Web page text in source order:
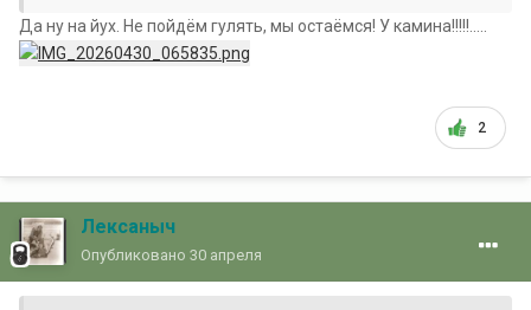
Да ну на йух. Не пойдём гулять, мы остаёмся! У камина!!!!!.....
2
Лексаныч
Опубликовано 30 апреля